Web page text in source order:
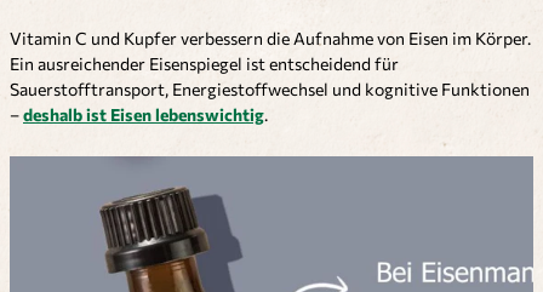
Vitamin C und Kupfer verbessern die Aufnahme von Eisen im Körper.
Ein ausreichender Eisenspiegel ist entscheidend für
Sauerstofftransport, Energiestoffwechsel und kognitive Funktionen
–deshalb ist Eisen lebenswichtig.